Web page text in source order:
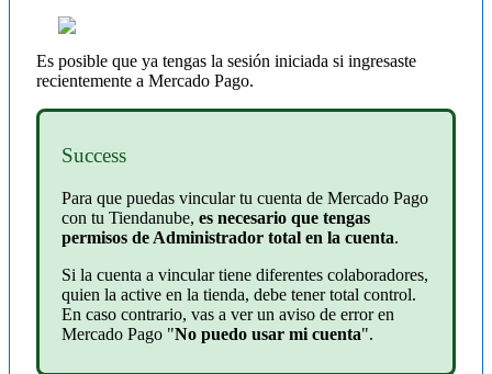
Es posible que ya tengas la sesión iniciada si ingresaste
recientemente a Mercado Pago.
Success
Para que puedas vincular tu cuenta de Mercado Pago
con tu Tiendanube, es necesario que tengas
permisos de Administrador total en la cuenta.
Si la cuenta a vincular tiene diferentes colaboradores,
quien la active en la tienda, debe tener total control.
En caso contrario, vas a ver un aviso de error en
Mercado Pago "No puedo usar mi cuenta".